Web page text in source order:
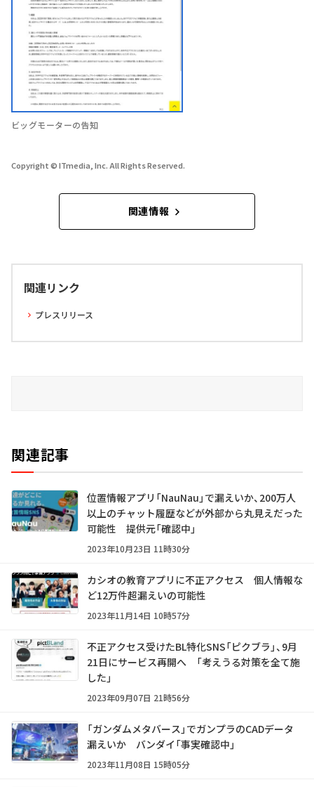
ビッグモーターの告知
Copyright © ITmedia, Inc. All Rights Reserved.
関連情報
関連リンク
プレスリリース
関連記事
位置情報アプリ「NauNau」で漏えいか、200万人
以上のチャット履歴などが外部から丸見えだった
可能性 提供元「確認中」
2023年10月23日 11時30分
カシオの教育アプリに不正アクセス 個人情報な
ど12万件超漏えいの可能性
2023年11月14日 10時57分
不正アクセス受けたBL特化SNS「ピクブラ」、9月
21日にサービス再開へ 「考えうる対策を全て施
した」
2023年09月07日 21時56分
「ガンダムメタバース」でガンプラのCADデータ
漏えいか バンダイ「事実確認中」
2023年11月08日 15時05分